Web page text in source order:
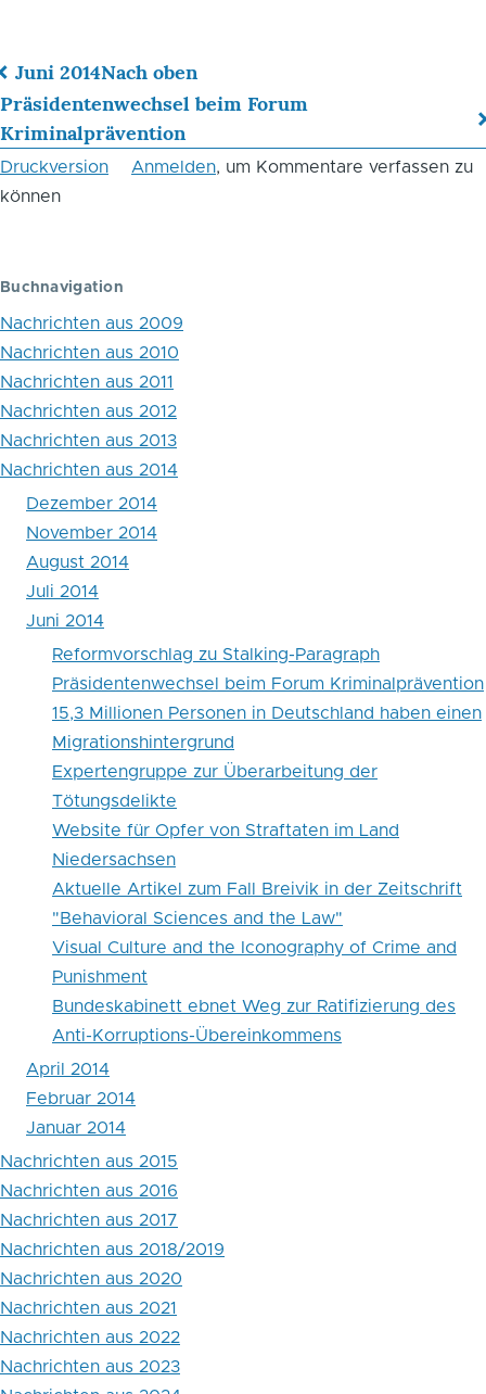
Links
für
das
Buch
Reformvorschlag
zu
Stalking-
Paragraph
Juni 2014Nach oben
Präsidentenwechsel beim Forum
Kriminalprävention
Druckversion Anmelden, um Kommentare verfassen zu
können
Buchnavigation
Nachrichten aus 2009
Nachrichten aus 2010
Nachrichten aus 2011
Nachrichten aus 2012
Nachrichten aus 2013
Nachrichten aus 2014
Dezember 2014
November 2014
August 2014
Juli 2014
Juni 2014
Reformvorschlag zu Stalking-Paragraph
Präsidentenwechsel beim Forum Kriminalprävention
15,3 Millionen Personen in Deutschland haben einen
Migrationshintergrund
Expertengruppe zur Überarbeitung der
Tötungsdelikte
Website für Opfer von Straftaten im Land
Niedersachsen
Aktuelle Artikel zum Fall Breivik in der Zeitschrift
"Behavioral Sciences and the Law"
Visual Culture and the Iconography of Crime and
Punishment
Bundeskabinett ebnet Weg zur Ratifizierung des
Anti-Korruptions-Übereinkommens
April 2014
Februar 2014
Januar 2014
Nachrichten aus 2015
Nachrichten aus 2016
Nachrichten aus 2017
Nachrichten aus 2018/2019
Nachrichten aus 2020
Nachrichten aus 2021
Nachrichten aus 2022
Nachrichten aus 2023